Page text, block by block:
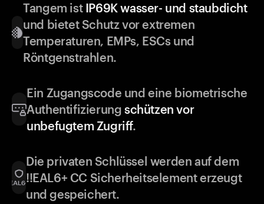
Tangem ist IP69K wasser- und staubdicht
und bietet Schutz vor extremen
Temperaturen, EMPs, ESCs und
Röntgenstrahlen.
Ein Zugangscode und eine biometrische
Authentifizierung schützen vor
unbefugtem Zugriff.
Die privaten Schlüssel werden auf dem
!!EAL6+ CC Sicherheitselement erzeugt
und gespeichert.